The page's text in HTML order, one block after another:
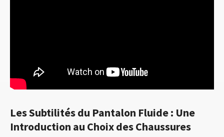
Les Subtilités du Pantalon Fluide : Une
Introduction au Choix des Chaussures